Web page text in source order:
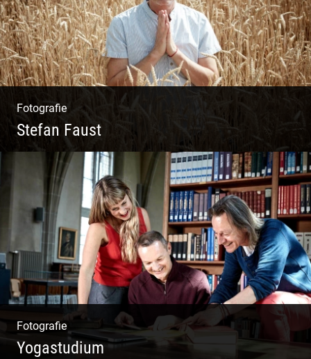
Fotografie
Stefan Faust
Yoga & Meditation
Fotografie
Yogastudium